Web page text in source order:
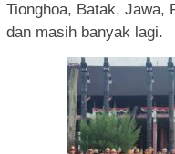
Tionghoa, Batak, Jawa,
dan masih banyak lagi.